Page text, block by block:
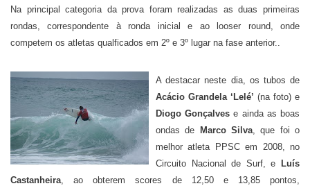
Na principal categoria da prova foram realizadas as duas primeiras
rondas, correspondente à ronda inicial e ao looser round, onde
competem os atletas qualficados em 2º e 3º lugar na fase anterior..
A destacar neste dia, os tubos de
Acácio Grandela ‘Lelé’ (na foto) e
Diogo Gonçalves e ainda as boas
ondas de
Marco Silva, que foi o
melhor atleta PPSC em 2008, no
Circuito Nacional de Surf, e
Luís
Castanheira, ao obterem scores de 12,50 e 13,85 pontos,